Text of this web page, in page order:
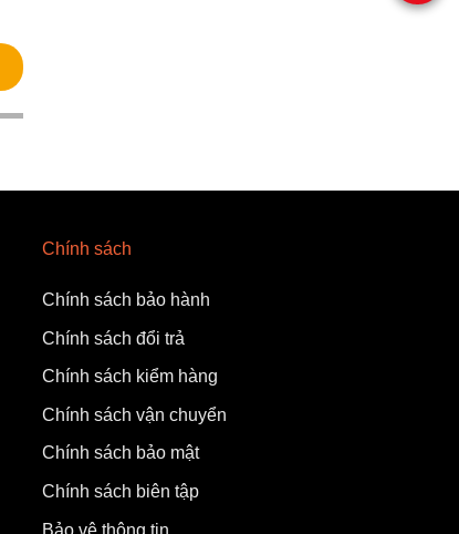
Chính sách
Chính sách bảo hành
Chính sách đổi trả
Chính sách kiểm hàng
Chính sách vận chuyển
Chính sách bảo mật
Chính sách biên tập
Bảo vệ thông tin